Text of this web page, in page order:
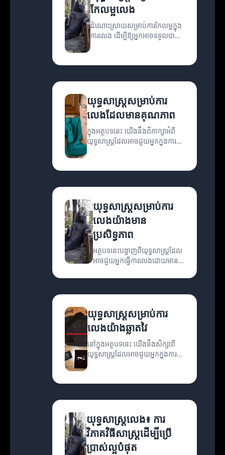
កែលម្អលេង
ដំណោះស្រាយសម្រាប់ការកែលម្អក្នុង
ការលេង ដើម្បីឱ្យអ្នកអាចទទួលបាន
យុទ្ធសាស្ត្រសម្រាប់ការ
លេងដែលមានគុណភាព
ក្នុងអត្ថបទនេះ យើងនឹងពិភាក្សាអំពី
យុទ្ធសាស្ត្រដែលអាចជួយអ្នកក្នុងការ
យុទ្ធសាស្ត្រសម្រាប់ការ
លេងយ៉ាងមាន
ប្រសិទ្ធភាព
អត្ថបទនេះបង្ហាញពីយុទ្ធសាស្ត្រដែល
អាចជួយអ្នកធ្វើការលេងដោយមាន
យុទ្ធសាស្ត្រសម្រាប់ការ
លេងយ៉ាងឆ្លាតវៃ
នៅក្នុងអត្ថបទនេះ យើងនឹងសិក្សាពី
យុទ្ធសាស្ត្រដែលអាចជួយអ្នកក្នុងការ
យុទ្ធសាស្ត្រលេង៖ ការ
វិភាគវិធីសាស្ត្រដើម្បីប្រើ
ប្រាស់ល្អបំផុត